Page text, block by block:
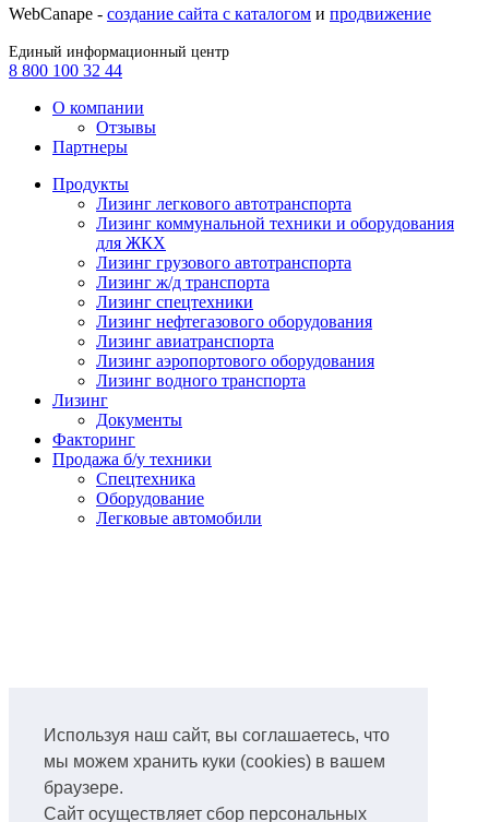
Используя наш сайт, вы соглашаетесь, что
мы можем хранить куки (cookies) в вашем
браузере.
Сайт осуществляет сбор персональных
WebCanape - создание сайта с каталогом и продвижение
Единый информационный центр
8 800 100 32 44
О компании
Отзывы
Партнеры
Продукты
Лизинг легкового автотранспорта
Лизинг коммунальной техники и оборудования
для ЖКХ
Лизинг грузового автотранспорта
Лизинг ж/д транспорта
Лизинг спецтехники
Лизинг нефтегазового оборудования
Лизинг авиатранспорта
Лизинг аэропортового оборудования
Лизинг водного транспорта
Лизинг
Документы
Факторинг
Продажа б/у техники
Спецтехника
Оборудование
Легковые автомобили